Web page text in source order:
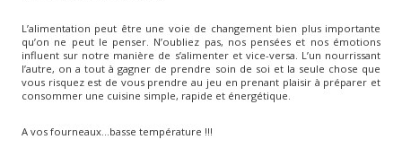
L’alimentation peut être une voie de changement bien plus importante
qu’on ne peut le penser. N’oubliez pas, nos pensées et nos émotions
influent sur notre manière de s’alimenter et vice-versa. L’un nourrissant
l’autre, on a tout à gagner de prendre soin de soi et la seule chose que
vous risquez est de vous prendre au jeu en prenant plaisir à préparer et
consommer une cuisine simple, rapide et énergétique.
A vos fourneaux…basse température !!!